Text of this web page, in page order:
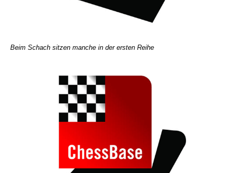
Beim Schach sitzen manche in der ersten Reihe